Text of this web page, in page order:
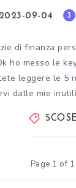
2023-09-04 3
di finanza
ho messo le
leggere le 5
dalle mie
5COSE
Page 1 of 1